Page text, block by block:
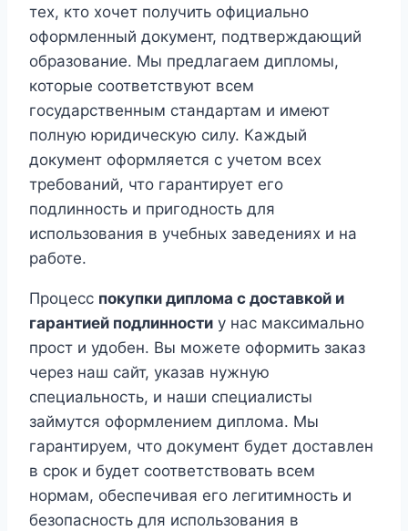
тех, кто хочет получить официально
оформленный документ, подтверждающий
образование. Мы предлагаем дипломы,
которые соответствуют всем
государственным стандартам и имеют
полную юридическую силу. Каждый
документ оформляется с учетом всех
требований, что гарантирует его
подлинность и пригодность для
использования в учебных заведениях и на
работе.
Процесс покупки диплома с доставкой и
гарантией подлинности у нас максимально
прост и удобен. Вы можете оформить заказ
через наш сайт, указав нужную
специальность, и наши специалисты
займутся оформлением диплома. Мы
гарантируем, что документ будет доставлен
в срок и будет соответствовать всем
нормам, обеспечивая его легитимность и
безопасность для использования в